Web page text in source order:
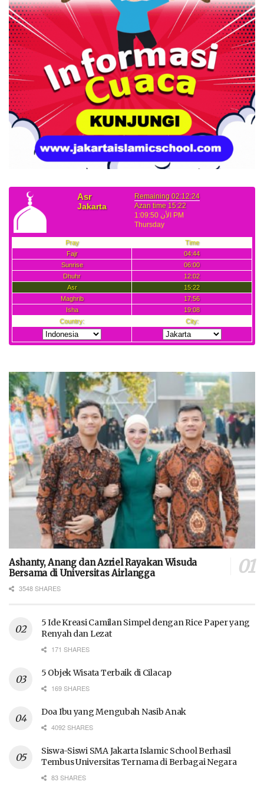
Ashanty, Anang dan Azriel Rayakan Wisuda
Bersama di Universitas Airlangga
3548 SHARES
5 Ide Kreasi Camilan Simpel dengan Rice Paper yang
Renyah dan Lezat
171 SHARES
5 Objek Wisata Terbaik di Cilacap
169 SHARES
Doa Ibu yang Mengubah Nasib Anak
4092 SHARES
Siswa-Siswi SMA Jakarta Islamic School Berhasil
Tembus Universitas Ternama di Berbagai Negara
83 SHARES